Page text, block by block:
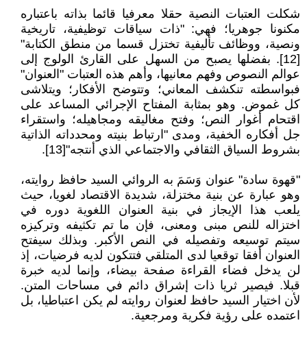
شكلت العتبات النصیة حقلا معرفیا قائما بذاته باعتباره
مكنونا جوهريا؛ فهي: "ذات سياقات توظيفية، تاريخية
ونصية، ووظائف تأليفية تختزل قسما من منطق الكتابة"
[12]. بفضلها يصبح من السهل على القارئ الولوج إلى
عوالم النصوص وفهم معانيها، وأهم هذه العتبات "العنوان"
فبواسطته تنكشف المعاني؛ وتتوضح الأفكار؛ ویتلاشى
كل غموض. وهو بمثابة المفتاح الإجرائي المساعد على
اقتحام أغوار النص؛ وفتح مغاليقه ومجاهيله؛ واستقراء
جل أفكاره الخفیة، ومدى "ارتباط بنيته ومحدداته الذاتية
بشروط السياق الثقافي والاجتماعي الذي أنتجه"[13].
"قهوة سادة" عنوان وَسَمَ به الروائي السيد حافظ روايته،
وهو عبارة عن بنية مختزلة، شديدة الاقتصاد لغويا، حيث
يلعب هذا الإيجاز في بنية العنوان اللغوية دوره في
اختزاله للنص مبنى ومعنى، فإن ما تم تكثيفه وتركيزه
سيتم توسيعه وتفصيله في النص الأكبر. وبذلك سيفتح
العنوان أفقا توقعيا لدى المتلقي فتتكون لديه فرضيات، إذ
لن يدخل فضاء القراءة صفحة بيضاء، وإنما لديه خبرة
قبلا. فيصير ثريا ذات إشراق دائم في مساحات المتن.
لأن اختيار السيد حافظ لعنوان روايته لم يكن اعتباطيا، بل
اعتمده على رؤية فكرية ومرجعية.